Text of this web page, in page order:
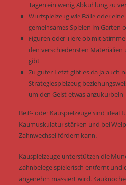
Tagen ein wenig Abkühlung zu
Wurfspielzeug wie Bälle oder eine
gemeinsames Spielen im Garten
Figuren oder Tiere ob mit
den verschiedensten Materialien
gibt
Zu guter Letzt gibt es da ja auch
Strategiespielzeug
um den Geist etwas anzukurbeln
Beiß- oder Kauspielzeuge sind ideal
Kaumuskulatur stärken und bei
Zahnwechsel fördern kann.
Kauspielzeuge unterstützen die
Zahnbelege spielerisch entfernt und
angenehm massiert wird.